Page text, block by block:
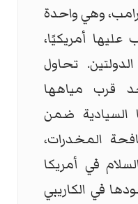
وهي واحدة
أمريكيًا،
تحاول
قرب مياهها
السيادية ضمن
المخدرات،
في أمريكا
في الكاريبي